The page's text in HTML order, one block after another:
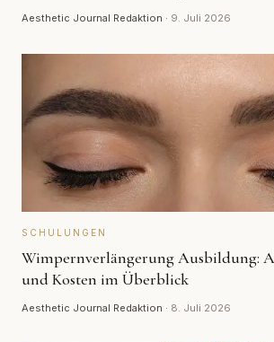
Aesthetic Journal Redaktion · 9. Juli 2026
SCHULUNGEN
Wimpernverlängerung Ausbildung:
und Kosten im Überblick
Aesthetic Journal Redaktion · 8. Juli 2026